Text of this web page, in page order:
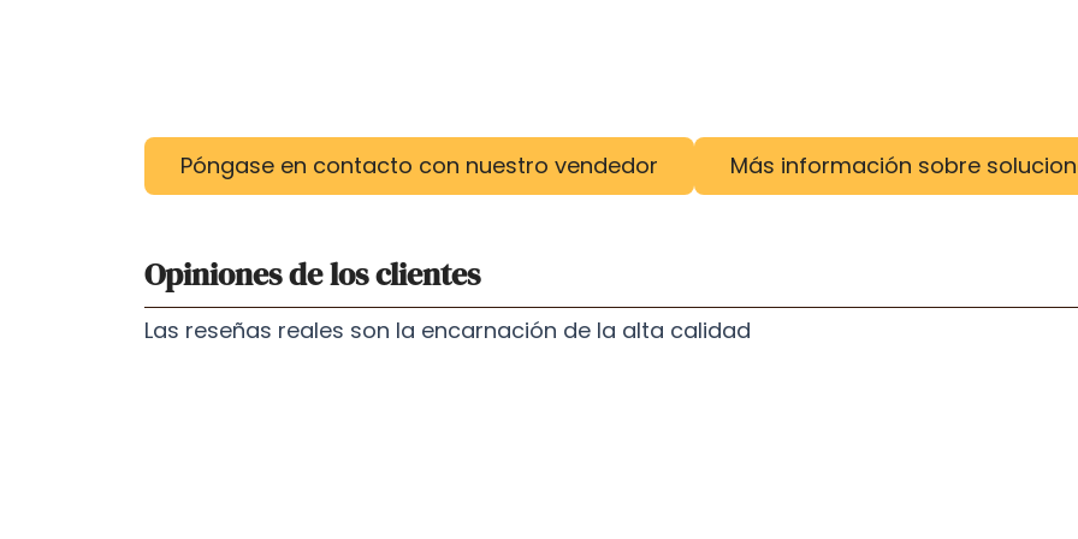
Póngase en contacto con nuestro vendedor Más información sobre
Opiniones de los clientes
Las reseñas reales son la encarnación de la alta calidad